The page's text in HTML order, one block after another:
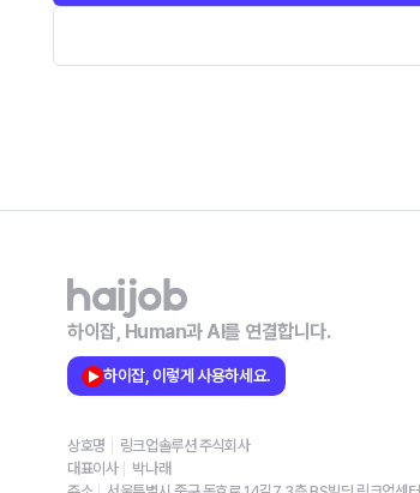
하이잡, Human과 AI를 연결합니다.
하이잡, 이렇게 사용하세요.
상호명
링크업솔루션 주식회사
대표이사
박나래